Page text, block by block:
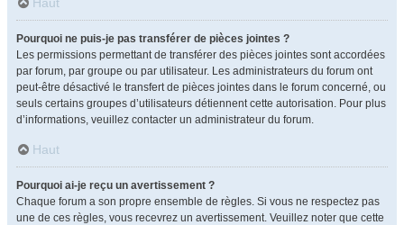
Pourquoi ne puis-je pas transférer de pièces jointes ?
Les permissions permettant de transférer des pièces jointes sont accordées
par forum, par groupe ou par utilisateur. Les administrateurs du forum ont
peut-être désactivé le transfert de pièces jointes dans le forum concerné, ou
seuls certains groupes d’utilisateurs détiennent cette autorisation. Pour plus
d’informations, veuillez contacter un administrateur du forum.
Haut
Pourquoi ai-je reçu un avertissement ?
Chaque forum a son propre ensemble de règles. Si vous ne respectez pas
une de ces règles, vous recevrez un avertissement. Veuillez noter que cette